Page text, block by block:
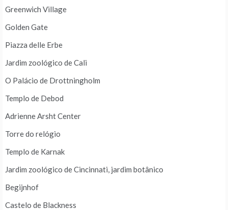
Greenwich Village
Golden Gate
Piazza delle Erbe
Jardim zoológico de Cali
O Palácio de Drottningholm
Templo de Debod
Adrienne Arsht Center
Torre do relógio
Templo de Karnak
Jardim zoológico de Cincinnati, jardim botânico
Begijnhof
Castelo de Blackness